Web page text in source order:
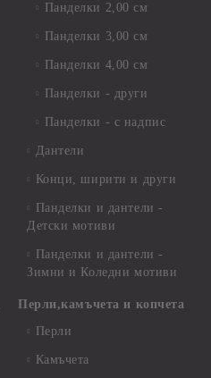
Панделки 2,00 см
Панделки 3,00 см
Панделки 4,00 см
Панделки - други
Панделки - с надпис
Дантели
Конци, ширити и други
Панделки и дантели -
Детски мотиви
Панделки и дантели -
Зимни и Коледни мотиви
Перли,камъчета и копчета
Перли
Камъчета